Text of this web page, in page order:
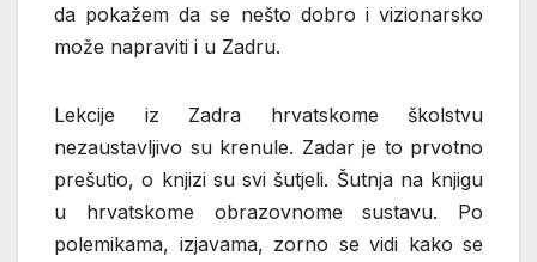
da pokažem da se nešto dobro i vizionarsko
može napraviti i u Zadru.
Lekcije iz Zadra hrvatskome školstvu
nezaustavljivo su krenule. Zadar je to prvotno
prešutio, o knjizi su svi šutjeli. Šutnja na knjigu
u hrvatskome obrazovnome sustavu. Po
polemikama, izjavama, zorno se vidi kako se